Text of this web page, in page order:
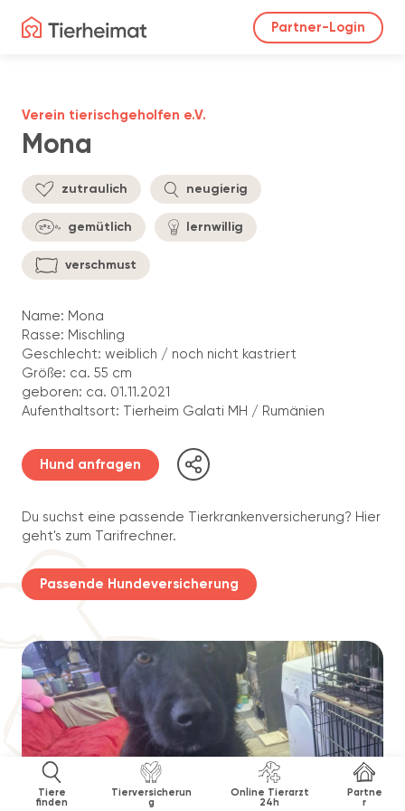
Partner-Login
Tiere
finden
Tierversicherun
g
Online Tierarzt
24h
Partne
r
Mona
Verein tierischgeholfen e.V.
zutraulich neugierig
gemütlich lernwillig
verschmust
Name: Mona
Rasse: Mischling
Geschlecht: weiblich / noch nicht kastriert
Größe: ca. 55 cm
geboren: ca. 01.11.2021
Aufenthaltsort: Tierheim Galati MH / Rumänien
Hund anfragen
Du suchst eine passende Tierkrankenversicherung? Hier
geht's zum Tarifrechner.
Passende Hundeversicherung